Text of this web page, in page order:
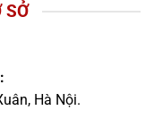
SỞ
Hà Nội.